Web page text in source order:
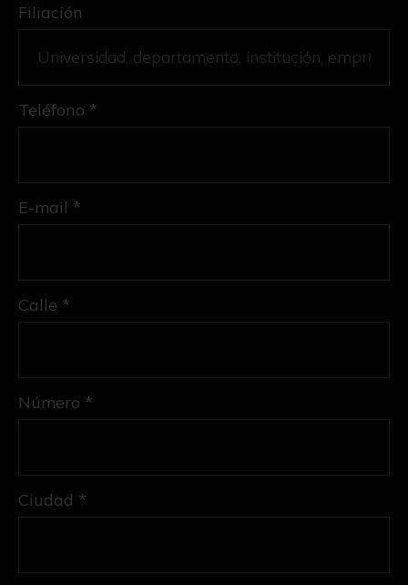
Filiación
Teléfono *
E-mail *
Calle *
Número *
Ciudad *